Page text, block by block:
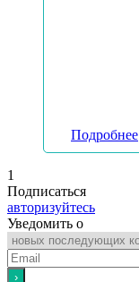
Подробнее
1
Подписаться
авторизуйтесь
Уведомить о